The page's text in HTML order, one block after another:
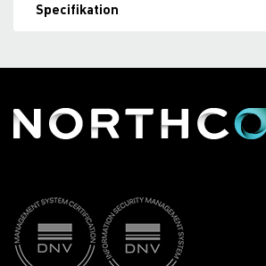
Specifikation